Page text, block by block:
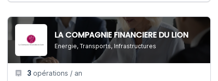
LA COMPAGNIE FINANCIERE DU LION
Energie, Transports, Infrastructures
3 opérations / an